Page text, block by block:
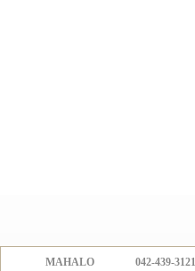
MAHALO
042-439-3121